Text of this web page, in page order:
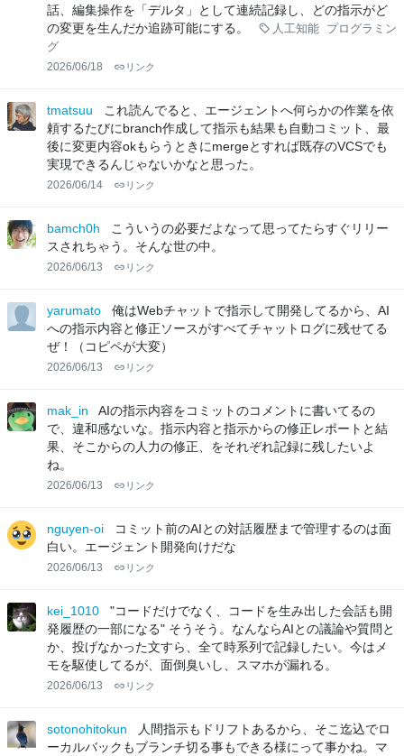
話、編集操作を「デルタ」として連続記録し、どの指示がど
の変更を生んだか追跡可能にする。
人工知能
プログラミン
グ
2026/06/18 リンク
tmatsuu
これ読んでると、エージェントへ何らかの作業を依
頼するたびにbranch作成して指示も結果も自動コミット、最
後に変更内容okもらうときにmergeとすれば既存のVCSでも
実現できるんじゃないかなと思った。
2026/06/14 リンク
bamch0h
こういうの必要だよなって思ってたらすぐリリー
スされちゃう。そんな世の中。
2026/06/13 リンク
yarumato
俺はWebチャットで指示して開発してるから、AI
への指示内容と修正ソースがすべてチャットログに残せてる
ぜ！（コピペが大変）
2026/06/13 リンク
mak_in
AIの指示内容をコミットのコメントに書いてるの
で、違和感ないな。指示内容と指示からの修正レポートと結
果、そこからの人力の修正、をそれぞれ記録に残したいよ
ね。
2026/06/13 リンク
nguyen-oi
コミット前のAIとの対話履歴まで管理するのは面
白い。エージェント開発向けだな
2026/06/13 リンク
kei_1010
"コードだけでなく、コードを生み出した会話も開
発履歴の一部になる" そうそう。なんならAIとの議論や質問と
か、投げなかった文すら、全て時系列で記録したい。今はメ
モを駆使してるが、面倒臭いし、スマホが漏れる。
2026/06/13 リンク
sotonohitokun
人間指示もドリフトあるから、そこ迄込でロ
ーカルバックもブランチ切る事もできる様にって事かね。マ